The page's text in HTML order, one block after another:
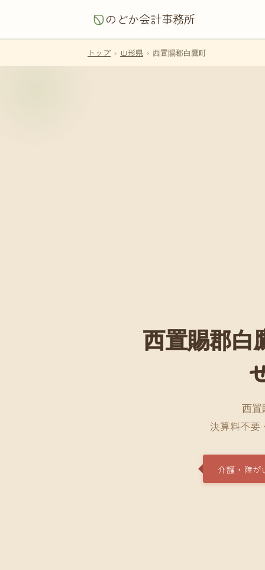
のどか会計事務所
トップ › 山形県 › 西置賜郡白鷹町
西置賜郡白
西置
決算料不要
介護・障が